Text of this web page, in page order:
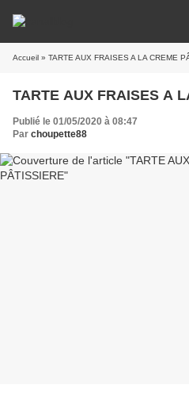
Accueil » TARTE AUX FRAISES A LA CREME
TARTE AUX FRAISES A
Publié le 01/05/2020 à 08:47
Par choupette88